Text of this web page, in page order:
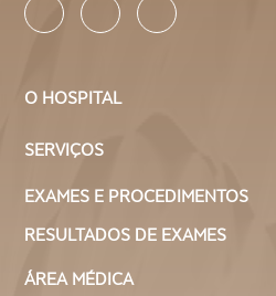
O HOSPITAL
SERVIÇOS
EXAMES E PROCEDIMENTOS
RESULTADOS DE EXAMES
ÁREA MÉDICA